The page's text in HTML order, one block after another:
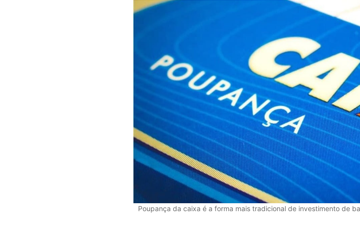
Poupança da caixa é a forma mais tradicional de investimento de